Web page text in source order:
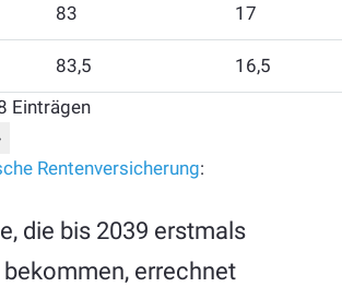
83 17
83,5
16,5
Einträgen
Rentenversicherung:
die bis 2039 erstmals
bekommen, errechnet